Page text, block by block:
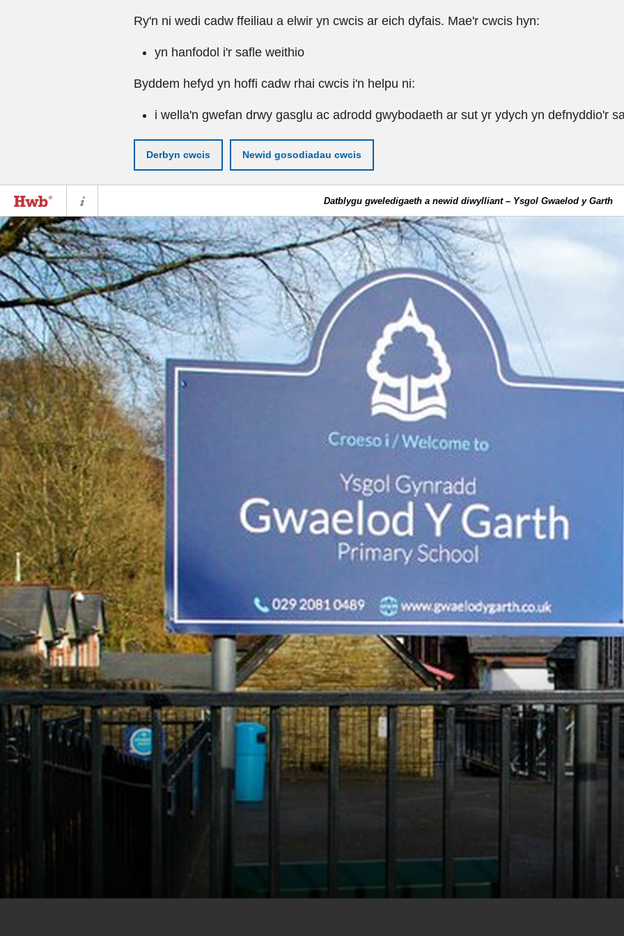
Ry'n ni wedi cadw ffeiliau a elwir yn cwcis ar eich dyfais. Mae'r cwcis hyn:
yn hanfodol i'r safle weithio
Byddem hefyd yn hoffi cadw rhai cwcis i'n helpu ni:
i wella'n gwefan drwy gasglu ac adrodd gwybodaeth ar sut yr ydych yn defnyddio'r
Derbyn cwcis Newid gosodiadau cwcis
Datblygu gweledigaeth a newid diwylliant – Ysgol Gwaelod y Garth